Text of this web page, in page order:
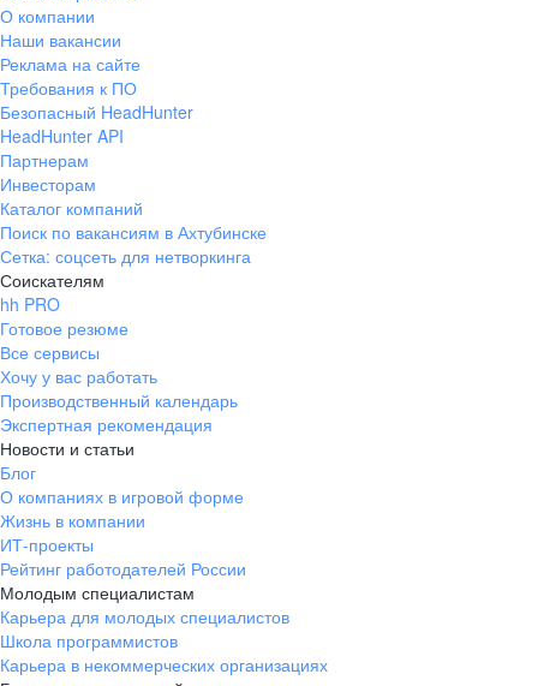
О компании
Наши вакансии
Реклама на сайте
Требования к ПО
Безопасный HeadHunter
HeadHunter API
Партнерам
Инвесторам
Каталог компаний
Поиск по вакансиям в Ахтубинске
Сетка: соцсеть для нетворкинга
Соискателям
hh PRO
Готовое резюме
Все сервисы
Хочу у вас работать
Производственный календарь
Экспертная рекомендация
Новости и статьи
Блог
О компаниях в игровой форме
Жизнь в компании
ИТ-проекты
Рейтинг работодателей России
Молодым специалистам
Карьера для молодых специалистов
Школа программистов
Карьера в некоммерческих организациях